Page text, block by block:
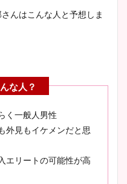
んはこんな人と予想しま
く一般人男性
外見もイケメンだと思
エリートの可能性が高